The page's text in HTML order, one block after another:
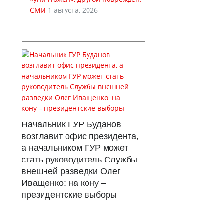
СМИ 1 августа, 2026
Начальник ГУР Буданов
возглавит офис президента,
а начальником ГУР может
стать руководитель Службы
внешней разведки Олег
Иващенко: на кону –
президентские выборы